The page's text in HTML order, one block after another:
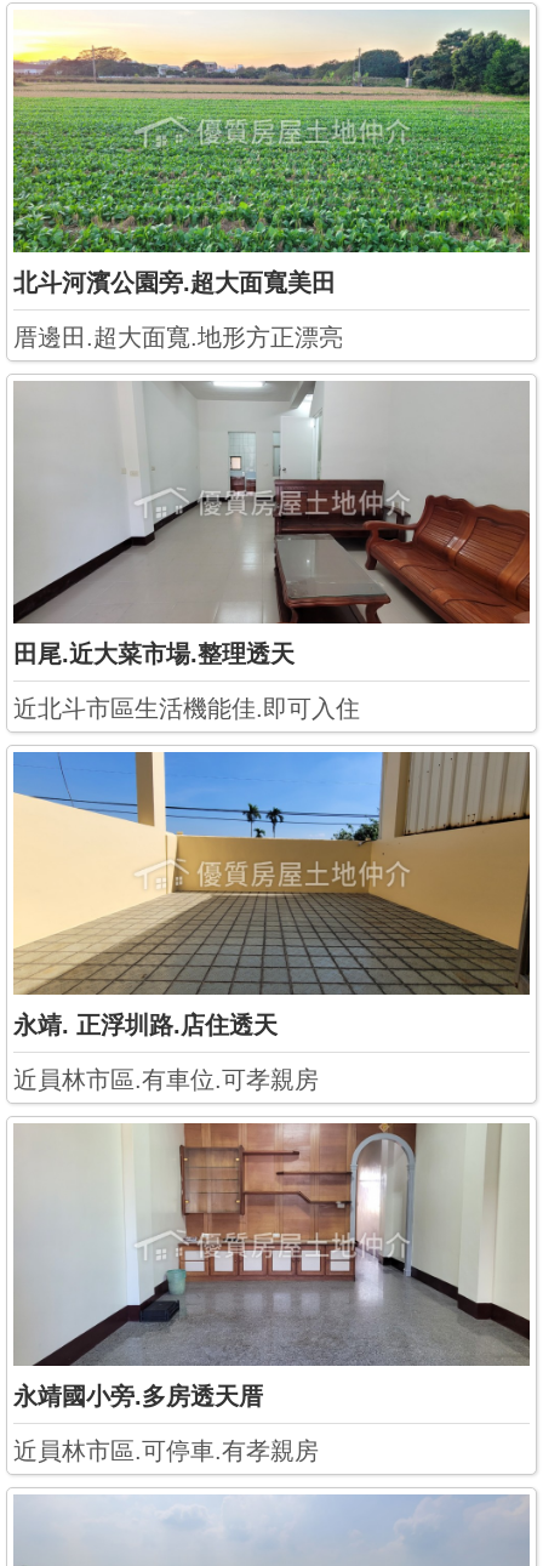
北斗河濱公園旁.超大面寬美田
厝邊田.超大面寬.地形方正漂亮
田尾.近大菜市場.整理透天
近北斗市區生活機能佳.即可入住
永靖. 正浮圳路.店住透天
近員林市區.有車位.可孝親房
永靖國小旁.多房透天厝
近員林市區.可停車.有孝親房